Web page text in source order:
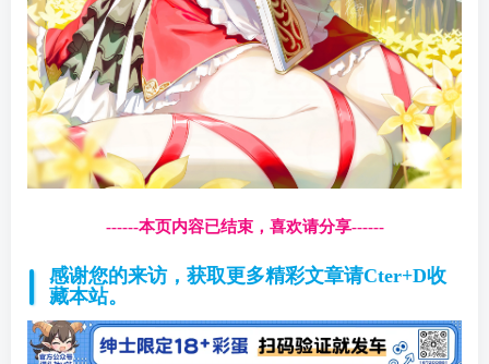
------本页内容已结束，喜欢请分享------
感谢您的来访，获取更多精彩文章请Cter+D收
藏本站。